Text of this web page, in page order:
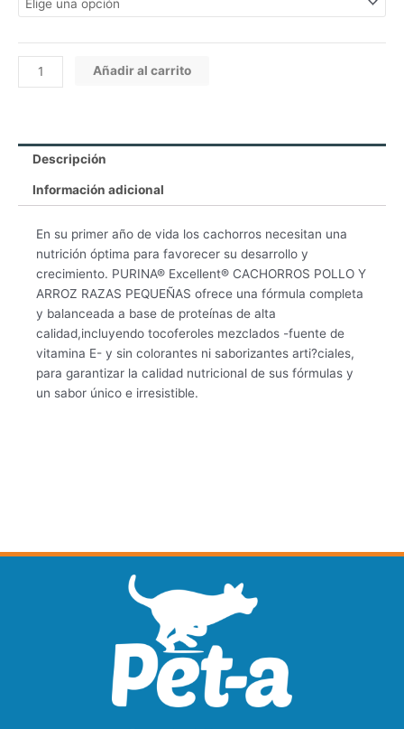
Perros
Raza
Pequeña
cantidad
Añadir al carrito
Descripción
Información adicional
En su primer año de vida los cachorros necesitan una
nutrición óptima para favorecer su desarrollo y
crecimiento. PURINA® Excellent® CACHORROS POLLO Y
ARROZ RAZAS PEQUEÑAS ofrece una fórmula completa
y balanceada a base de proteínas de alta
calidad,incluyendo tocoferoles mezclados -fuente de
vitamina E- y sin colorantes ni saborizantes arti?ciales,
para garantizar la calidad nutricional de sus fórmulas y
un sabor único e irresistible.